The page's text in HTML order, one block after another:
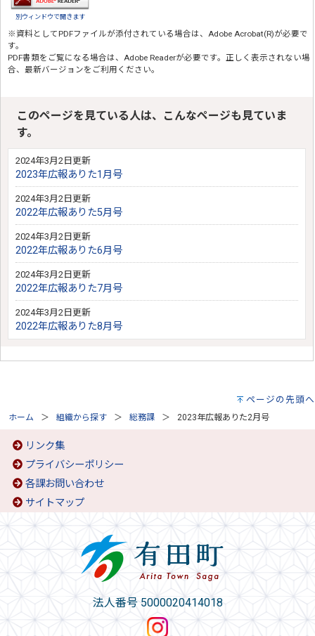
別ウィンドウで開きます
※資料としてPDFファイルが添付されている場合は、 Adobe Acrobat(R)が必要で
す。
PDF書類をご覧になる場合は、 Adobe Readerが必要です。正しく表示されない場
合、最新バージョンをご利用ください。
このページを見ている人は、こんなページも見ていま
す。
2024年3月2日更新
2023年広報ありた1月号
2024年3月2日更新
2022年広報ありた5月号
2024年3月2日更新
2022年広報ありた6月号
2024年3月2日更新
2022年広報ありた7月号
2024年3月2日更新
2022年広報ありた8月号
ページの先頭へ
ホーム 組織から探す 総務課 2023年広報ありた2月号
リンク集
プライバシーポリシー
各課お問い合わせ
サイトマップ
法人番号 5000020414018